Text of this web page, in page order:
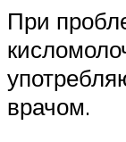
При
врачом.